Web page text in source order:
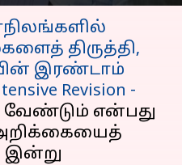
திருத்தி,
இரண்டாம்
Revision -
வேண்டும் என்பது
அறிக்கையைத்
இன்று